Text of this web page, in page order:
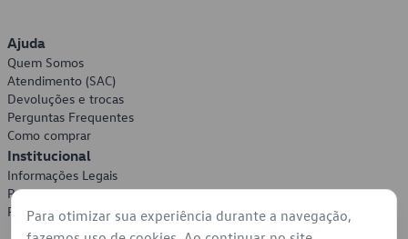
Ajuda
Quem Somos
Atendimento (SAC)
Devoluções e trocas
Perguntas Frequentes
Como comprar
Institucional
Informações Legais
Política de Privacidade
Política de Cookies
Para otimizar sua experiência durante a navegação,